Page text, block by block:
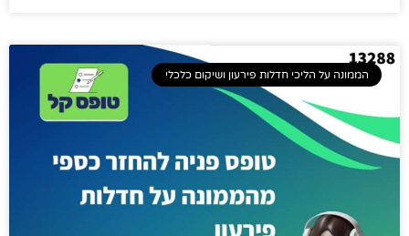
הממונה על הליכי חדלות פירעון ושיקום כלכלי